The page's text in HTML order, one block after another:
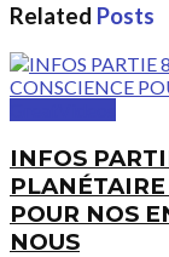
Related Posts
INFOS
POUR NOS
NOUS